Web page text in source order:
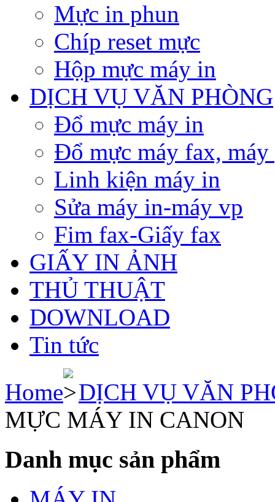
Mực in phun
Chíp reset mực
Hộp mực máy in
DỊCH VỤ VĂN PHÒNG
Đổ mực máy in
Đổ mực máy fax, máy
Linh kiện máy in
Sửa máy in-máy vp
Fim fax-Giấy fax
GIẤY IN ẢNH
THỦ THUẬT
DOWNLOAD
Tin tức
Home
DỊCH VỤ VĂN
MỰC MÁY IN CANON
Danh mục sản phẩm